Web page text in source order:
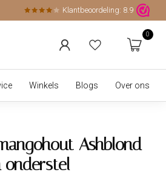
Klantbeoordeling: 8.9
0
Winkels Blogs Over ons
Ashblond
onderstel